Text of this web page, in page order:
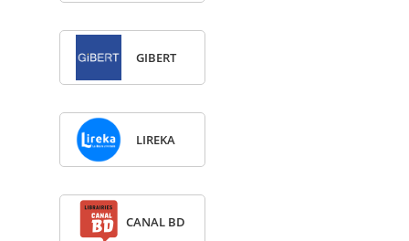
GIBERT
LIREKA
CANAL BD